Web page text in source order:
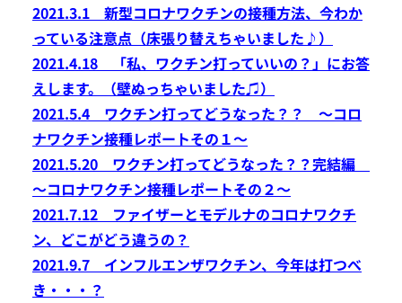
2021.3.1 新型コロナワクチンの接種方法、今わか
っている注意点（床張り替えちゃいました♪）
2021.4.18 「私、ワクチン打っていいの？」にお答
えします。（壁ぬっちゃいました♫）
2021.5.4 ワクチン打ってどうなった？？ ～コロ
ナワクチン接種レポートその１～
2021.5.20 ワクチン打ってどうなった？？完結編
～コロナワクチン接種レポートその２～
2021.7.12 ファイザーとモデルナのコロナワクチ
ン、どこがどう違うの？
2021.9.7 インフルエンザワクチン、今年は打つべ
き・・・？